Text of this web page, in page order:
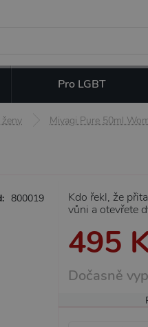
Pro LGBT
Miyagi Pure 50ml
800019
Kdo řekl, že
vůni a otevřete
495
Dočasně